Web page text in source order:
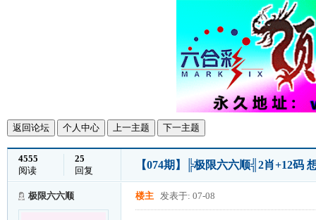
返回论坛 个人中心 上一主题 下一主题
4555
阅读
25
回复
【074期】╠极限六六顺╣2肖+12码
极限六六顺 楼主 发表于: 07-08